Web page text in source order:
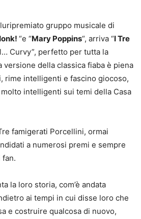
gruppo musicale di
“e “Mary Poppins“, arriva “I Tre
Curvy”, perfetto per tutta la
versione della classica fiaba è piena
rime intelligenti e fascino giocoso,
intelligenti sui temi della Casa
famigerati Porcellini, ormai
a numerosi premi e sempre
la loro storia, com’è andata
ai tempi in cui disse loro che
e costruire qualcosa di nuovo,